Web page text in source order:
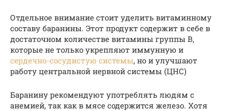
Отдельное внимание стоит уделить витаминному
составу баранины. Этот продукт содержит в себе в
достаточном количестве витамины группы В,
которые не только укрепляют иммунную и
сердечно-сосудистую системы, но и улучшают
работу центральной нервной системы (ЦНС)
Баранину рекомендуют употреблять людям с
анемией, так как в мясе содержится железо. Хотя